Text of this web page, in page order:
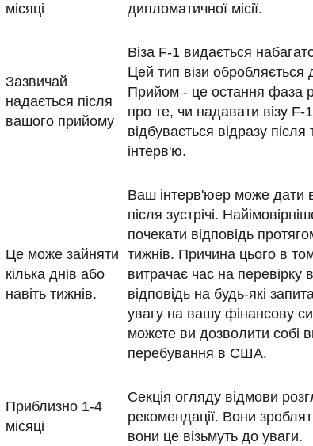
місяці
дипломатичної місії.
Зазвичай
надається після
вашого прийому
Віза F-1 видається
Цей тип візи
Прийом - це остання фаза
про те, чи надавати візу F-
відбувається відразу
інтерв'ю.
Це може зайняти
кілька днів або
навіть тижнів.
Ваш інтерв'юер може дати
після зустрічі.
почекати відповідь
тижнів. Причина цього в
витрачає час на перевірку
відповідь на будь-які
увагу на вашу фінансову
можете ви дозволити собі
перебування в США.
Приблизно 1-4
місяці
Секція огляду відмови
рекомендації. Вони
вони це візьмуть до уваги.